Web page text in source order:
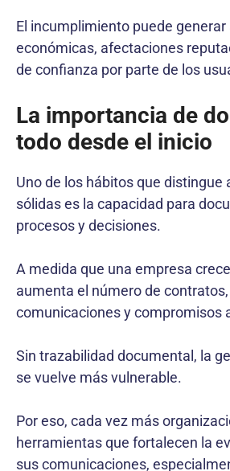
El incumplimiento puede
económicas, afectaciones
de confianza por parte de los
La importancia de
todo desde el inicio
Uno de los hábitos que distingue
sólidas es la capacidad para
procesos y decisiones.
A medida que una empresa
aumenta el número de
comunicaciones y compromisos
Sin trazabilidad documental, la
se vuelve más vulnerable.
Por eso, cada vez más
herramientas que fortalecen la
sus comunicaciones,